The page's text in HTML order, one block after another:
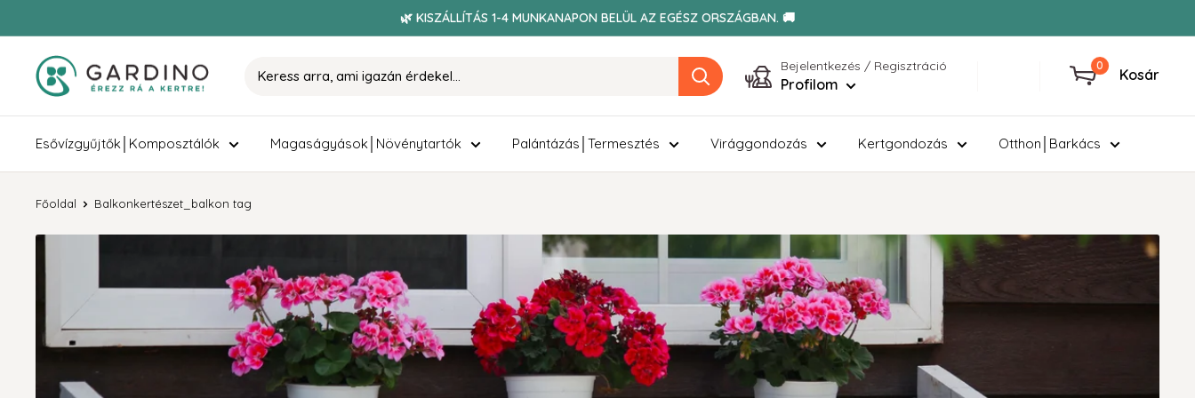
🌿 KISZÁLLÍTÁS 1-4 MUNKANAPON BELÜL AZ EGÉSZ ORSZÁGBAN. 🚚
Gardino Bejelentkezés / Regisztráció
Profilom
0
Kosár
Esővízgyűjtők│Komposztálók Magaságyások│Növénytartók Palántázás│Termesztés Virággondozás Kertgondozás Otthon│Barkács
Főoldal Balkonkertészet_balkon tag